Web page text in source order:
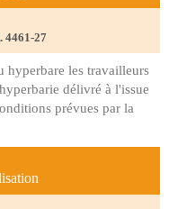
4461-27
hyperbare les travailleurs
délivré à l'issue
prévues par la